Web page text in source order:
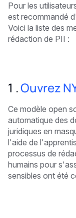
Pour les
est recommandé
Voici la liste des
rédaction de PII :
1 ‍.Ouvrez
Ce modèle open
automatique des
juridiques en
l'aide de
processus de
humains pour
sensibles ont été